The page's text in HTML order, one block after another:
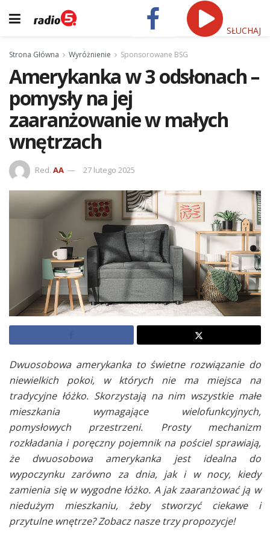
SŁUCHAJ
Strona Główna Wyróżnienie Sponsorowane BSG
Amerykanka w 3 odsłonach –
pomysły na jej
zaaranżowanie w małych
wnętrzach
Red. AA 27 lutego 2025
Dwuosobowa amerykanka to świetne rozwiązanie do
niewielkich pokoi, w których nie ma miejsca na
tradycyjne łóżko. Skorzystają na nim wszystkie małe
mieszkania wymagające wielofunkcyjnych,
pomysłowych przestrzeni. Prosty mechanizm
rozkładania i poręczny pojemnik na pościel sprawiają,
że dwuosobowa amerykanka jest idealna do
wypoczynku zarówno za dnia, jak i w nocy, kiedy
zamienia się w wygodne łóżko. A jak zaaranżować ją w
niedużym mieszkaniu, żeby stworzyć ciekawe i
przytulne wnętrze? Zobacz nasze trzy propozycje!